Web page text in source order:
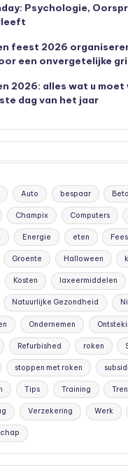
Psychologie,
feest 2026
een onvergetelijke
2026: alles wat u
dag van het jaar
Auto bespaar
Champix Computers
Energie eten
Groente Halloween
Kosten laxeermiddelen
Natuurlijke Gezondheid
Ondernemen
Refurbished roken
stoppen met roken
Tips Training
Verzekering Werk